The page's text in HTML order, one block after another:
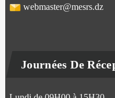
webmaster@mesrs.dz
Journées De